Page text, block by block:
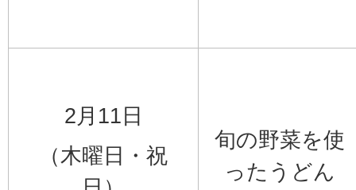
2月11日
（木曜日・祝
旬の野菜を使
ったうどん